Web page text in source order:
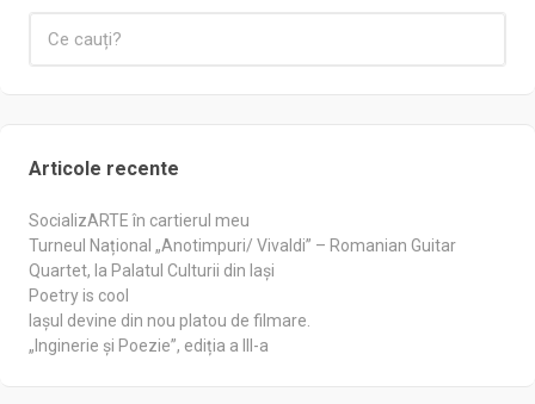
Articole recente
SocializARTE în cartierul meu
Turneul Național „Anotimpuri/ Vivaldi” – Romanian Guitar
Quartet, la Palatul Culturii din Iași
Poetry is cool
Iașul devine din nou platou de filmare.
„Inginerie și Poezie”, ediția a III-a